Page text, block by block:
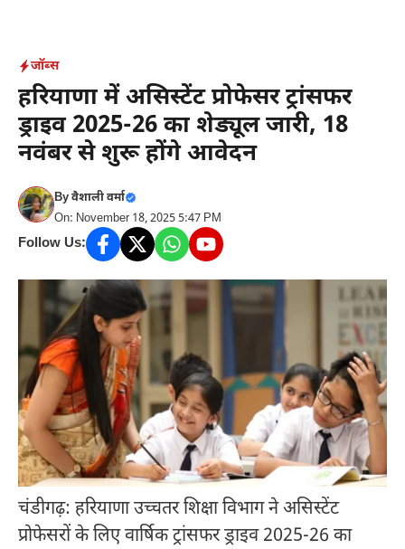
content
जॉब्स
हरियाणा में असिस्टेंट प्रोफेसर ट्रांसफर
ड्राइव 2025-26 का शेड्यूल जारी, 18
नवंबर से शुरू होंगे आवेदन
Byवैशाली वर्मा
On: November 18, 2025 5:47 PM
Follow Us:
चंडीगढ़: हरियाणा उच्चतर शिक्षा विभाग ने असिस्टेंट
प्रोफेसरों के लिए वार्षिक ट्रांसफर ड्राइव 2025-26 का